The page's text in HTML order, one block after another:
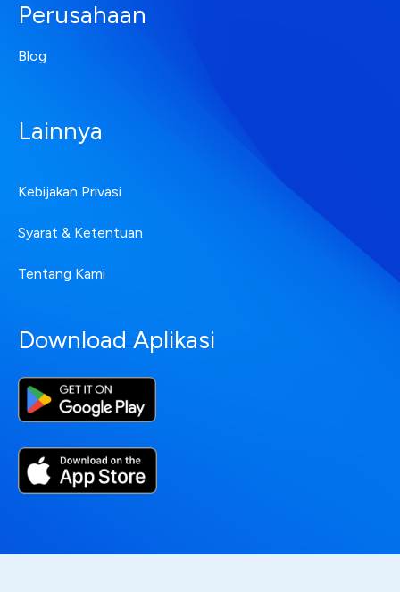
Perusahaan
Blog
Lainnya
Kebijakan Privasi
Syarat & Ketentuan
Tentang Kami
Download Aplikasi